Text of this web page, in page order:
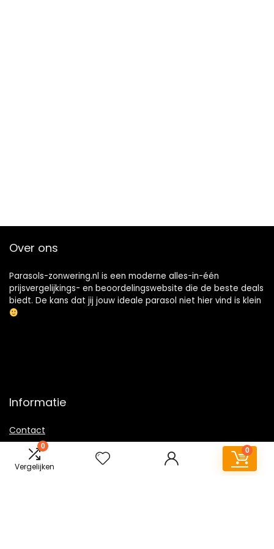
0
Vergelijken
0
Over ons
Parasols-zonwering.nl is een moderne alles-in-één
prijsvergelijkings- en beoordelingswebsite die de beste deals
biedt. De kans dat jij jouw ideale parasol niet hier vind is klein
Informatie
Contact
Klantenservice
Over ons